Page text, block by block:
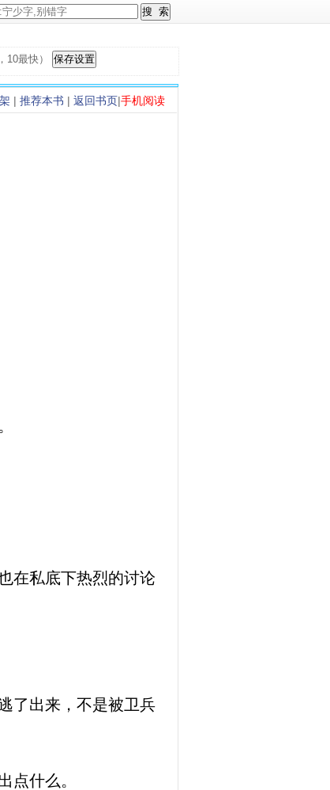
10最快）
| 推荐本书 | 返回书页|手机阅读
在私底下热烈的讨论
了出来，不是被卫兵
点什么。